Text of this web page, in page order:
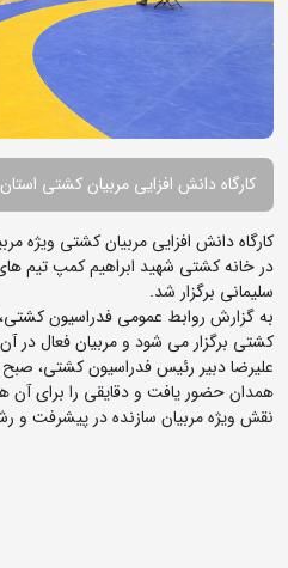
کارگاه دانش افزایی مربیان کشتی
کارگاه دانش افزایی مربیان کشتی ویژه
در خانه کشتی شهید ابراهیم کمپ تیم
سلیمانی برگزار شد.
به گزارش روابط عمومی فدراسیون کشتی،
کشتی برگزار می شود و مربیان فعال در
علیرضا دبیر رئیس فدراسیون کشتی،
همدان حضور یافت و دقایقی را برای آن
نقش ویژه مربیان سازنده در پیشرفت